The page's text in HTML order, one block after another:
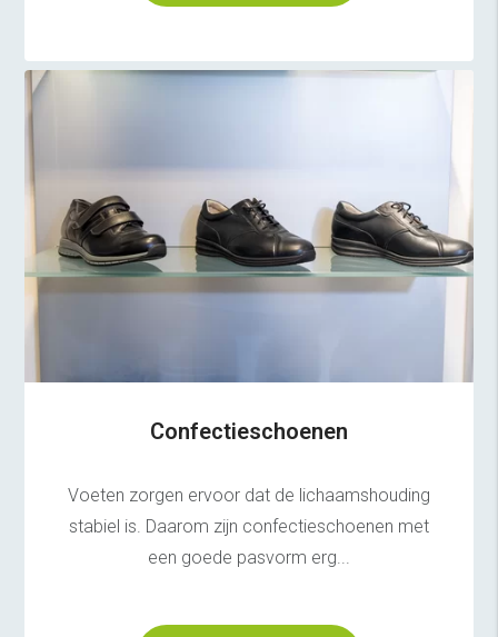
Confectieschoenen
Voeten zorgen ervoor dat de lichaamshouding
stabiel is. Daarom zijn confectieschoenen met
een goede pasvorm erg...